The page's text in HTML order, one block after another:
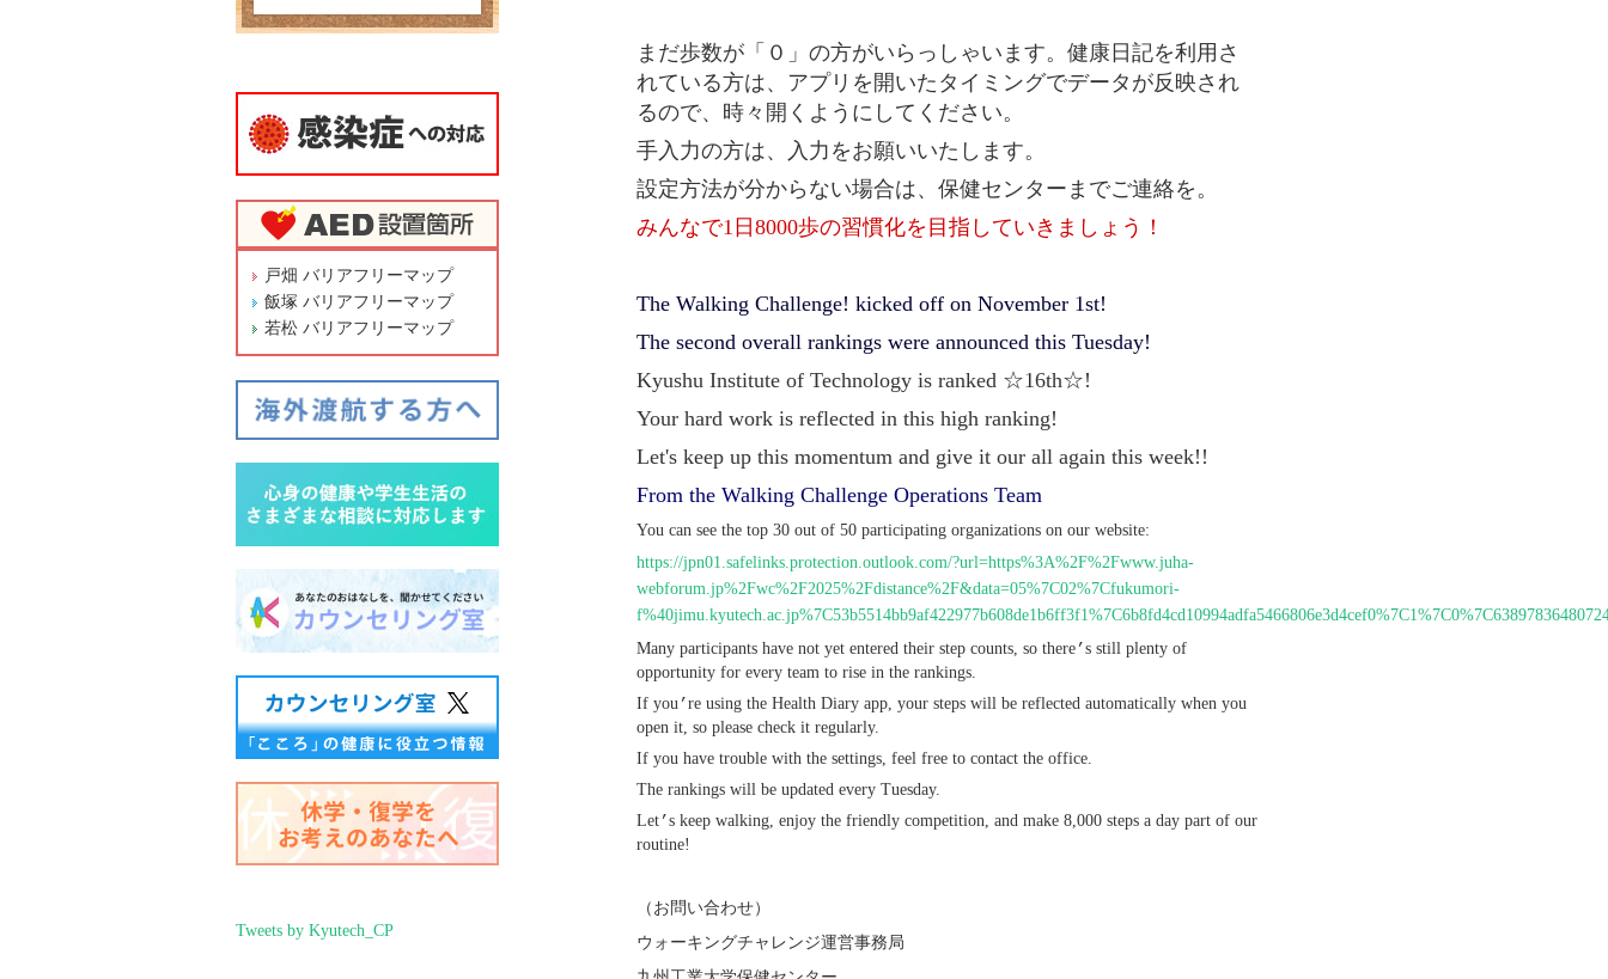
戸畑 バリアフリーマップ
飯塚 バリアフリーマップ
若松 バリアフリーマップ
Tweets by Kyutech_CP
まだ歩数が「０」の方がいらっしゃいます。健康日記を利用さ
れている方は、アプリを開いたタイミングでデータが反映され
るので、時々開くようにしてください。
手入力の方は、入力をお願いいたします。
設定方法が分からない場合は、保健センターまでご連絡を。
みんなで1 日 8000歩の習慣化を目指していきましょう！
The Walking Challenge! kicked off on November 1st!
The second overall rankings were announced this Tuesday!
Kyushu Institute of Technology is ranked ☆16th☆!
Your hard work is reflected in this high ranking!
Let's keep up this momentum and give it our all again this week!!
From the Walking Challenge Operations Team
You can see the top 30 out of 50 participating organizations on our website:
https://jpn01.safelinks.protection.outlook.com/?url=https%3A%2F%2Fwww.juha-
webforum.jp%2Fwc%2F2025%2Fdistance%2F&data=05%7C02%7Cfukumori-
Many participants have not yet entered their step counts, so there’s still plenty of
opportunity for every team to rise in the rankings.
If you’re using the Health Diary app, your steps will be reflected automatically when you
open it, so please check it regularly.
If you have trouble with the settings, feel free to contact the office.
The rankings will be updated every Tuesday.
Let’s keep walking, enjoy the friendly competition, and make 8,000 steps a day part of our
routine!
（お問い合わせ）
ウォーキングチャレンジ運営事務局